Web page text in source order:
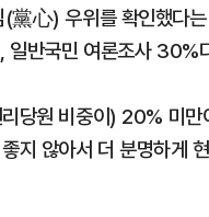
黨心) 우위를 확인했다
반국민 여론조사 30%
당원 비중이) 20% 미
지 않아서 더 분명하게